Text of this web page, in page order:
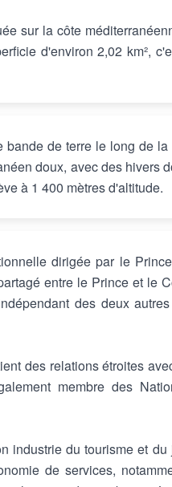
sur la côte
d'environ 2,02 km²,
de terre le long de
doux, avec des hivers
à 1 400 mètres d'altitude.
dirigée par le
entre le Prince et le
des deux
des relations étroites
membre des
industrie du tourisme et
de services,